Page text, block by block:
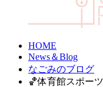
HOME
News＆Blog
なごみのブログ
🏀体育館スポー